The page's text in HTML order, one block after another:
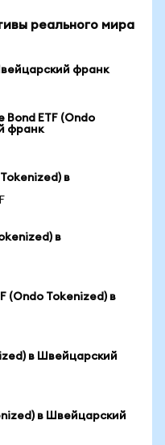
реального мира
франк
Bond ETF (Ondo
франк
в
в
(Ondo Tokenized) в
в Швейцарский
в Швейцарский